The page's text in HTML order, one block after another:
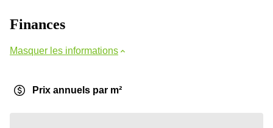
Finances
Masquer les informations
Prix annuels par m²